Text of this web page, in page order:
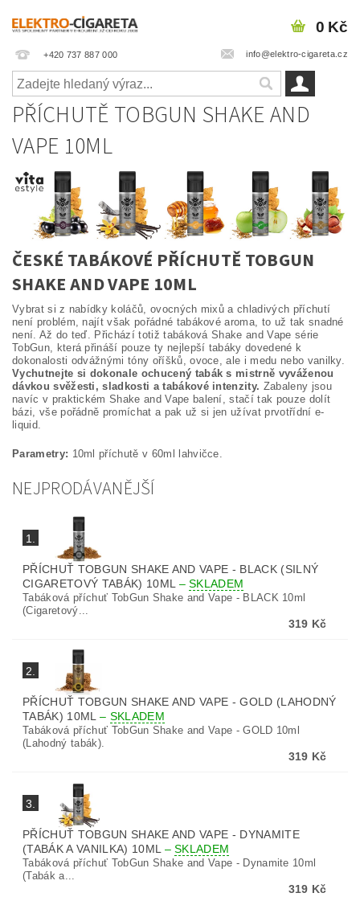
+420 737 887 000 info@elektro-cigareta.cz
0 Kč
PŘÍCHUTĚ TOBGUN SHAKE AND
VAPE 10ML
ČESKÉ TABÁKOVÉ PŘÍCHUTĚ TOBGUN
SHAKE AND VAPE 10ML
Vybrat si z nabídky koláčů, ovocných mixů a chladivých příchutí
není problém, najít však pořádné tabákové aroma, to už tak snadné
není. Až do teď. Přichází totiž tabáková Shake and Vape série
TobGun, která přináší pouze ty nejlepší tabáky dovedené k
dokonalosti odvážnými tóny oříšků, ovoce, ale i medu nebo vanilky.
Vychutnejte si dokonale ochucený tabák s mistrně vyváženou
dávkou svěžesti, sladkosti a tabákové intenzity. Zabaleny jsou
navíc v praktickém Shake and Vape balení, stačí tak pouze dolít
bázi, vše pořádně promíchat a pak už si jen užívat prvotřídní e-
liquid.
Parametry: 10ml příchutě v 60ml lahvičce.
NEJPRODÁVANĚJŠÍ
1.
PŘÍCHUŤ TOBGUN SHAKE AND VAPE - BLACK (SILNÝ
CIGARETOVÝ TABÁK) 10ML –SKLADEM
Tabáková příchuť TobGun Shake and Vape - BLACK 10ml
(Cigaretový...
319 Kč
2.
PŘÍCHUŤ TOBGUN SHAKE AND VAPE - GOLD (LAHODNÝ
TABÁK) 10ML – SKLADEM
Tabáková příchuť TobGun Shake and Vape - GOLD 10ml
(Lahodný tabák).
319 Kč
3.
PŘÍCHUŤ TOBGUN SHAKE AND VAPE - DYNAMITE
(TABÁK A VANILKA) 10ML –SKLADEM
Tabáková příchuť TobGun Shake and Vape - Dynamite 10ml
(Tabák a...
319 Kč